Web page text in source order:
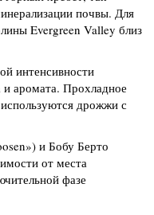
почвы. Для
Evergreen Valley близ
интенсивности
и аромата. Прохладное
дрожжи с
и Бобу Берто
от места
фазе